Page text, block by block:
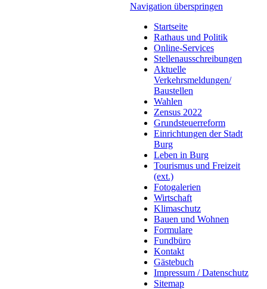
Navigation überspringen
Startseite
Rathaus und Politik
Online-Services
Stellenausschreibungen
Aktuelle
Verkehrsmeldungen/
Baustellen
Wahlen
Zensus 2022
Grundsteuerreform
Einrichtungen der Stadt
Burg
Leben in Burg
Tourismus und Freizeit
(ext.)
Fotogalerien
Wirtschaft
Klimaschutz
Bauen und Wohnen
Formulare
Fundbüro
Kontakt
Gästebuch
Impressum / Datenschutz
Sitemap